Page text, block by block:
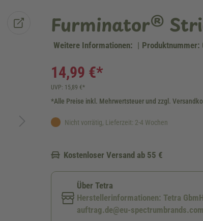
Furminator®
Weitere Informationen: | Produktnummer:
14,99 €*
UVP: 15,89 €*
*Alle Preise inkl. Mehrwertsteuer und zzgl.
Nicht vorrätig, Lieferzeit: 2-4 Wochen
Kostenloser Versand ab 55 €
Über Tetra
Herstellerinformationen: Tetra
auftrag.de@eu-